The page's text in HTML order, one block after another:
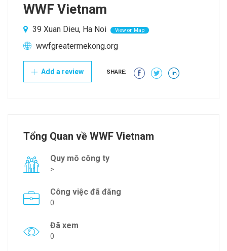
WWF Vietnam
39 Xuan Dieu, Ha Noi View on Map
wwfgreatermekong.org
Add a review SHARE:
Tổng Quan về WWF Vietnam
Quy mô công ty
>
Công việc đã đăng
0
Đã xem
0